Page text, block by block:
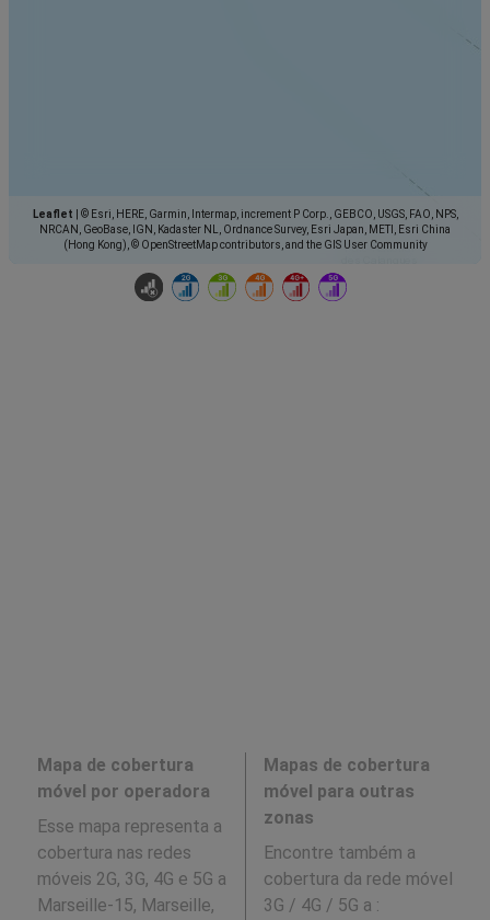
Leaflet
© Esri, HERE, Garmin, Intermap, increment P Corp., GEBCO, USGS, FAO, NPS,
NRCAN, GeoBase, IGN, Kadaster NL, Ordnance Survey, Esri Japan, METI, Esri China
(Hong Kong), © OpenStreetMap contributors, and the GIS User Community
Mapa de cobertura
móvel por operadora
Esse mapa representa a
cobertura nas redes
móveis 2G, 3G, 4G e 5G a
Marseille-15, Marseille,
Mapas de cobertura
móvel para outras
zonas
Encontre também a
cobertura da rede móvel
3G / 4G / 5G a :